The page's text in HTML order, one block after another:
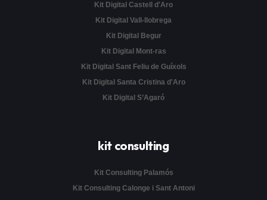
Kit Digital Castell d'Aro
Kit Digital Vall-llobrega
Kit Digital Begur
Kit Digital Mont-ras
Kit Digital Sant Feliu de Guíxols
Kit Digital Santa Cristina d'Aro
Kit Digital S’Agaró
kit consulting
Kit Consulting Palamós
Kit Consulting Calonge i Sant Antoni